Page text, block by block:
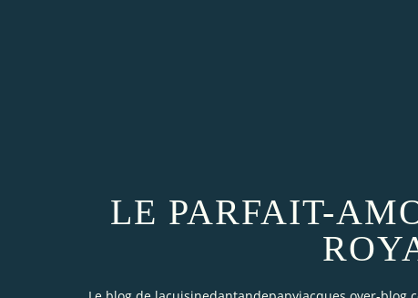
LE PARFAIT-